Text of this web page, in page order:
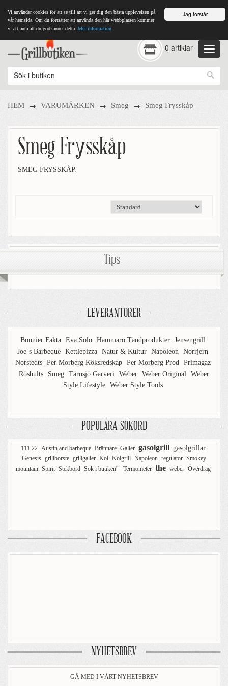
Jag förstår
Vi använder cookies för att se till att vi ger dig den bästa upplevelsen på
vår hemsida. Om du fortsätter att använda den här webbplatsen kommer
vi att anta att du godkänner detta. Mer information
0 artiklar
HEM → VARUMÄRKEN → Smeg → Smeg Frysskåp
Smeg Frysskåp
SMEG FRYSSKÅP.
Tips
LEVERANTÖRER
Bonnier Fakta Eva Solo Hammarö Tändprodukter Jensengrill
Joe´s Barbeque Kettlepizza Natur & Kultur Napoleon Norrjern
Norstedts Per Morberg Köksredskap Per Morberg Prod Primagaz
Röshults
Smeg Tärnsjö Garveri Weber Weber Original Weber
Style Lifestyle Weber Style Tools
POPULÄRA SÖKORD
111 22 Austin and barbeque Brännare Galler gasolgrill gasolgrillar
Genesis grillborste grillgaller Kol Kolgrill Napoleon regulator Smokey
mountain Spirit Stekbord Sök i butiken'" Termometer the weber Överdrag
FACEBOOK
NYHETSBREV
GÅ MED I VÅRT NYHETSBREV